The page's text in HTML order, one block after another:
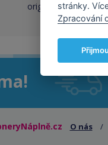
originálními náplněmi
O nás /
stránky.
Zpracování